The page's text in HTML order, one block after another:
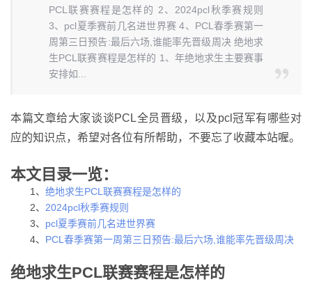
PCL联赛赛程是怎样的 2、2024pcl秋季赛规则
3、pcl夏季赛前几名进世界赛 4、PCL春季赛第一
周第三日预告:最后六场,谁能率先晋级周决 绝地求
生PCL联赛赛程是怎样的 1、年绝地求生主要赛事
安排如...
本篇文章给大家谈谈PCL全员晋级，以及pcl冠军有哪些对
应的知识点，希望对各位有所帮助，不要忘了收藏本站喔。
本文目录一览：
1、 绝地求生PCL联赛赛程是怎样的
2、 2024pcl秋季赛规则
3、 pcl夏季赛前几名进世界赛
4、 PCL春季赛第一周第三日预告:最后六场,谁能率先晋级周决
绝地求生PCL联赛赛程是怎样的